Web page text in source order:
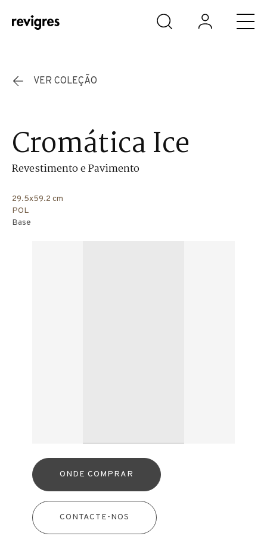
Saltar para o conteúdo principal
VER COLEÇÃO
Cromática Ice
Revestimento e Pavimento
29.5x59.2 cm
POL
Base
ONDE COMPRAR
CONTACTE-NOS